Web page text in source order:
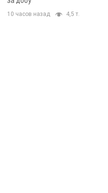
10 часов назад 4,5 т.